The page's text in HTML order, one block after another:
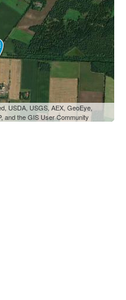
USDA, USGS, AEX, GeoEye,
and the GIS User Community